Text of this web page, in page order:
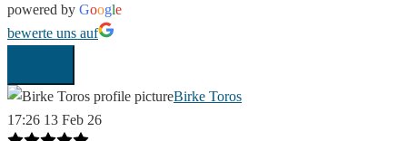
powered by Google
bewerte uns auf
Birke Toros
17:26 13 Feb 26